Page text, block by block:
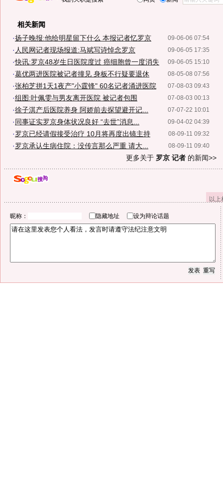
相关新闻
09-06-06 07:54
·扬子晚报:他给明星留下什么 本报记者忆罗京
09-06-05 17:35
· 人民网记者现场报道:马斌写诗悼念罗京
09-06-05 15:10
·快讯:罗京48岁生日医院度过 癌细胞曾一度消失
08-05-08 07:56
·葛优两进医院被记者撞见 身板不行疑要退休
07-08-03 09:43
·张柏芝拼1天1夜产"小霆锋" 60名记者涌进医院
07-08-03 00:13
·组图:叶佩雯与男友离开医院 被记者包围
07-07-22 10:01
·徐子淇产后医院养身 阿娇前去探望避开记...
09-04-02 04:39
·同事证实罗京身体状况良好 “去世”消息...
08-09-11 09:32
·罗京已经请假接受治疗 10月将再度出镜主持
08-09-11 09:40
·罗京承认生病住院：没传言那么严重 请大...
更多关于 罗京 记者 的新闻>>
以
昵称： 隐藏地址 设为辩论话题